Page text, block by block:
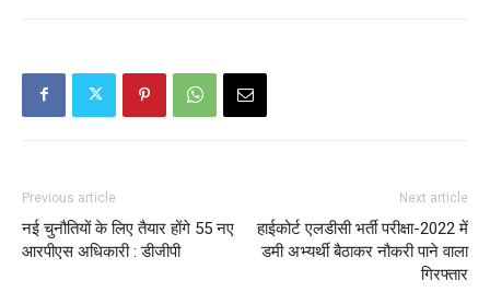
Previous article
नई चुनौतियों के लिए तैयार होंगे 55 नए
आरपीएस अधिकारी : डीजीपी
Next article
हाईकोर्ट एलडीसी भर्ती परीक्षा-2022 में
डमी अभ्यर्थी बैठाकर नौकरी पाने वाला
गिरफ्तार